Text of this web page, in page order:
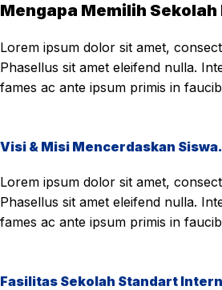
Mengapa Memilih Sekolah
Lorem ipsum dolor sit amet,
Phasellus sit amet eleifend nulla.
fames ac ante ipsum primis in
Visi & Misi Mencerdaskan Siswa.
Lorem ipsum dolor sit amet,
Phasellus sit amet eleifend nulla.
fames ac ante ipsum primis in
Fasilitas Sekolah Standart